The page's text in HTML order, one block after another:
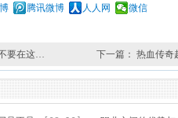
腾讯微博 人人网 微信
要在这… 下一篇： 热血传奇